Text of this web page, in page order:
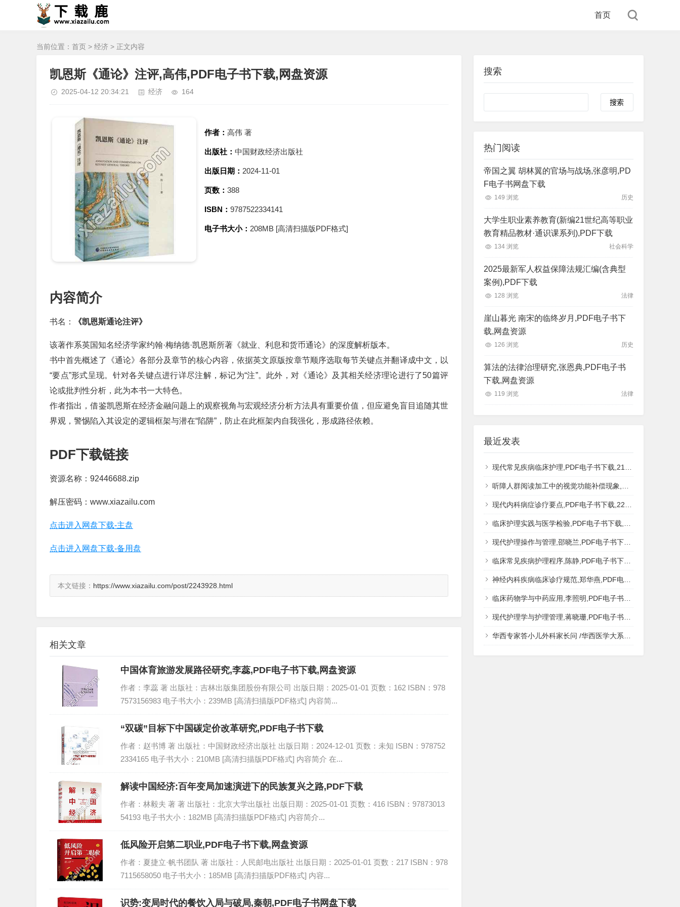
首页
当前位置： 首页 > 经济 > 正文内容
凯恩斯《通论》注评,高伟,PDF电子书下载,网盘资源
2025-04-12 20:34:21 经济 164
作者： 高伟 著
出版社： 中国财政经济出版社
出版日期： 2024-11-01
页数： 388
ISBN： 9787522334141
电子书大小： 208MB [高清扫描版PDF格式]
内容简介
书名： 《凯恩斯通论注评》
该著作系英国知名经济学家约翰·梅纳德·凯恩斯所著《就业、利息和货币通论》的深度解析版本。
书中首先概述了《通论》各部分及章节的核心内容，依据英文原版按章节顺序选取每节关键点并翻译成中文，以
“要点”形式呈现。针对各关键点进行详尽注解，标记为“注”。此外，对《通论》及其相关经济理论进行了50篇评
论或批判性分析，此为本书一大特色。
作者指出，借鉴凯恩斯在经济金融问题上的观察视角与宏观经济分析方法具有重要价值，但应避免盲目追随其世
界观，警惕陷入其设定的逻辑框架与潜在“陷阱”，防止在此框架内自我强化，形成路径依赖。
PDF下载链接
资源名称：92446688.zip
解压密码：www.xiazailu.com
点击进入网盘下载-主盘
点击进入网盘下载-备用盘
本文链接： https://www.xiazailu.com/post/2243928.html
相关文章
中国体育旅游发展路径研究,李蕊,PDF电子书下载,网盘资源
作者：李蕊 著 出版社：吉林出版集团股份有限公司 出版日期：2025-01-01 页数：162 ISBN：978
7573156983 电子书大小：239MB [高清扫描版PDF格式] 内容简...
“双碳”目标下中国碳定价改革研究,PDF电子书下载
作者：赵书博 著 出版社：中国财政经济出版社 出版日期：2024-12-01 页数：未知 ISBN：978752
2334165 电子书大小：210MB [高清扫描版PDF格式] 内容简介 在...
解读中国经济:百年变局加速演进下的民族复兴之路,PDF下载
作者：林毅夫 著 著 出版社：北京大学出版社 出版日期：2025-01-01 页数：416 ISBN：97873013
54193 电子书大小：182MB [高清扫描版PDF格式] 内容简介...
低风险开启第二职业,PDF电子书下载,网盘资源
作者：夏捷立·帆书团队 著 出版社：人民邮电出版社 出版日期：2025-01-01 页数：217 ISBN：978
7115658050 电子书大小：185MB [高清扫描版PDF格式] 内容...
识势:变局时代的餐饮入局与破局,秦朝,PDF电子书网盘下载
搜索
Search
热门阅读
帝国之翼 胡林翼的官场与战场,张彦明,PD
F电子书网盘下载
149 浏览 历史
大学生职业素养教育(新编21世纪高等职业
教育精品教材·通识课系列),PDF下载
134 浏览 社会科学
2025最新军人权益保障法规汇编(含典型
案例),PDF下载
128 浏览 法律
崖山暮光 南宋的临终岁月,PDF电子书下
载,网盘资源
126 浏览 历史
算法的法律治理研究,张恩典,PDF电子书
下载,网盘资源
119 浏览 法律
最近发表
现代常见疾病临床护理,PDF电子书下载,217MB,网盘资源
听障人群阅读加工中的视觉功能补偿现象,秦钊,PDF电子书下载,网盘资源
现代内科病症诊疗要点,PDF电子书下载,223MB,网盘资源
临床护理实践与医学检验,PDF电子书下载,193MB,网盘资源
现代护理操作与管理,邵晓兰,PDF电子书下载,242MB,网盘资源
临床常见疾病护理程序,陈静,PDF电子书下载,185MB,网盘资源
神经内科疾病临床诊疗规范,郑华燕,PDF电子书下载,188MB,网盘资源
临床药物学与中药应用,李照明,PDF电子书下载,202MB,网盘资源
现代护理学与护理管理,蒋晓珊,PDF电子书下载,223MB,网盘资源
华西专家答小儿外科家长问 /华西医学大系?医学科普,PDF电子书网盘下载